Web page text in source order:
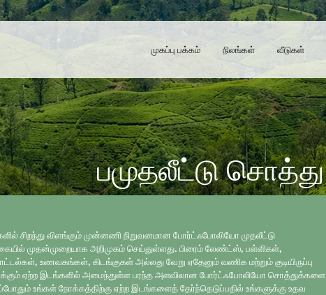
முகப்பு பக்கம் நிலங்கள் வீடுகள்
பமுதலீட்டு சொத்து
சிறந்து விளங்கும் முன்னணி நிறுவனமான போர்ட்ஃபோலியோ முதலீட்டு
முதன்முறையாக அறிமுகம் செய்துள்ளது. பிரைம் லேண்ட்ஸ், பள்ளிகள்,
உணவகங்கள், கிடங்குகள் அல்லது வேறு ஏதேனும் வணிக மற்றும் குடியிருப்பு
ஏற்ற இடங்களில் அமைந்துள்ள பரந்த அளவிலான போர்ட்ஃபோலியோ சொத்துக்களை
உங்கள் நோக்கத்திற்கு ஏற்ற இடங்களைத் தேர்ந்தெடுப்பதில் உங்களுக்கு உதவ